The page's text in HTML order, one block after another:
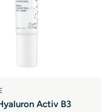
Activ B3